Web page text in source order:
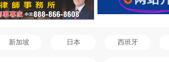
新加坡 日本 西班牙